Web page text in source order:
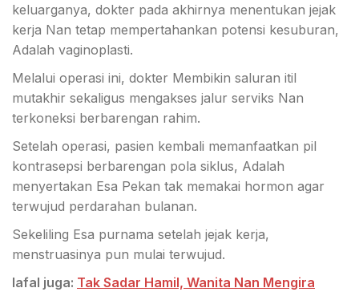
keluarganya, dokter pada akhirnya menentukan jejak
kerja Nan tetap mempertahankan potensi kesuburan,
Adalah vaginoplasti.
Melalui operasi ini, dokter Membikin saluran itil
mutakhir sekaligus mengakses jalur serviks Nan
terkoneksi berbarengan rahim.
Setelah operasi, pasien kembali memanfaatkan pil
kontrasepsi berbarengan pola siklus, Adalah
menyertakan Esa Pekan tak memakai hormon agar
terwujud perdarahan bulanan.
Sekeliling Esa purnama setelah jejak kerja,
menstruasinya pun mulai terwujud.
lafal juga: Tak Sadar Hamil, Wanita Nan Mengira